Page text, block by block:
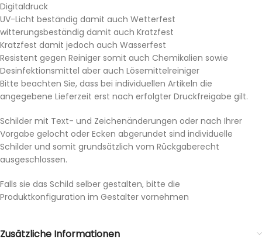
Digitaldruck
UV-Licht beständig damit auch Wetterfest
witterungsbeständig damit auch Kratzfest
Kratzfest damit jedoch auch Wasserfest
Resistent gegen Reiniger somit auch Chemikalien sowie
Desinfektionsmittel aber auch Lösemittelreiniger
Bitte beachten Sie, dass bei individuellen Artikeln die
angegebene Lieferzeit erst nach erfolgter Druckfreigabe gilt.
Schilder mit Text- und Zeichenänderungen oder nach Ihrer
Vorgabe gelocht oder Ecken abgerundet sind individuelle
Schilder und somit grundsätzlich vom Rückgaberecht
ausgeschlossen.
Falls sie das Schild selber gestalten, bitte die
Produktkonfiguration im Gestalter vornehmen
Zusätzliche Informationen